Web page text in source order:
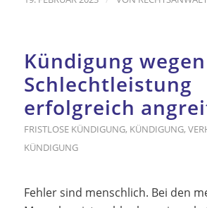
Kündigung wegen
Schlechtleistung
erfolgreich
FRISTLOSE KÜNDIGUNG, KÜNDIGUNG,
KÜNDIGUNG
Fehler sind menschlich. Bei den